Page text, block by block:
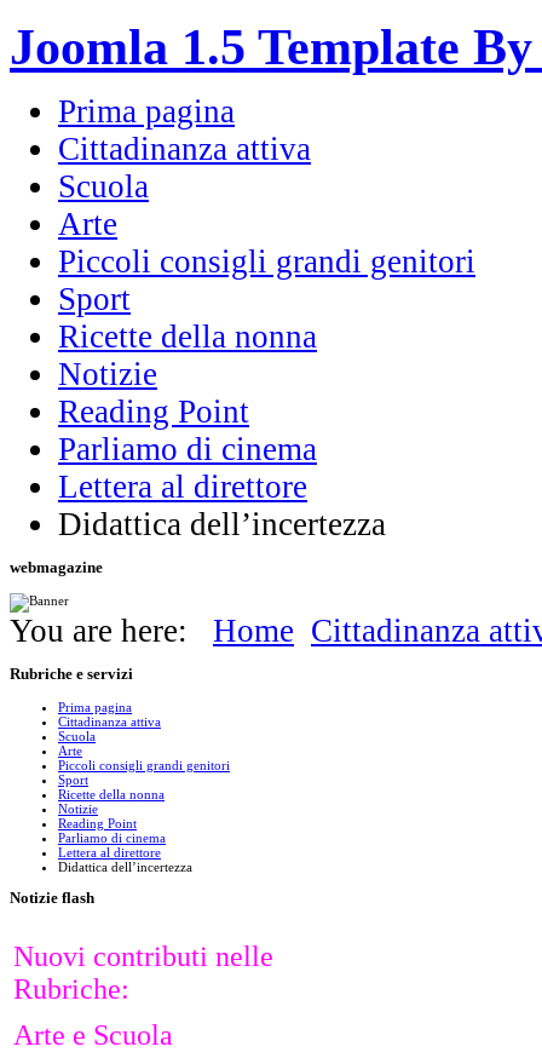
Joomla 1.5 Template
Prima pagina
Cittadinanza attiva
Scuola
Arte
Piccoli consigli grandi genitori
Sport
Ricette della nonna
Notizie
Reading Point
Parliamo di cinema
Lettera al direttore
Didattica dell’incertezza
webmagazine
You are here: Home Cittadinanza
Rubriche e servizi
Prima pagina
Cittadinanza attiva
Scuola
Arte
Piccoli consigli grandi genitori
Sport
Ricette della nonna
Notizie
Reading Point
Parliamo di cinema
Lettera al direttore
Didattica dell’incertezza
Notizie flash
Nuovi contributi nelle
Rubriche:
Arte e Scuola